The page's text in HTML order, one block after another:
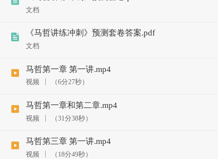
文档
《马哲讲练冲刺》预测套卷答案.pdf
文档
马哲第一章 第一讲.mp4
视频 （6分27秒）
马哲第一章和第二章.mp4
视频 （31分38秒）
马哲第三章 第一讲.mp4
视频 （18分49秒）